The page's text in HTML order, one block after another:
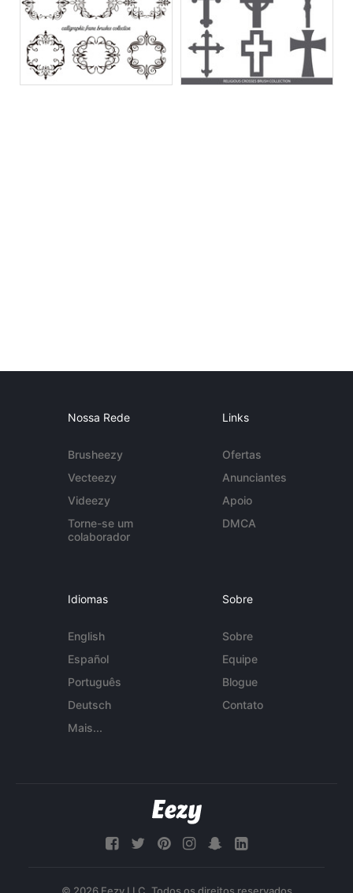
Nossa Rede
Brusheezy
Vecteezy
Videezy
Torne-se um
colaborador
Links
Ofertas
Anunciantes
Apoio
DMCA
Idiomas
English
Español
Português
Deutsch
Mais...
Sobre
Sobre
Equipe
Blogue
Contato